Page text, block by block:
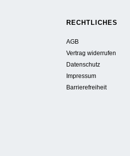
RECHTLICHES
AGB
Vertrag widerrufen
Datenschutz
Impressum
Barrierefreiheit